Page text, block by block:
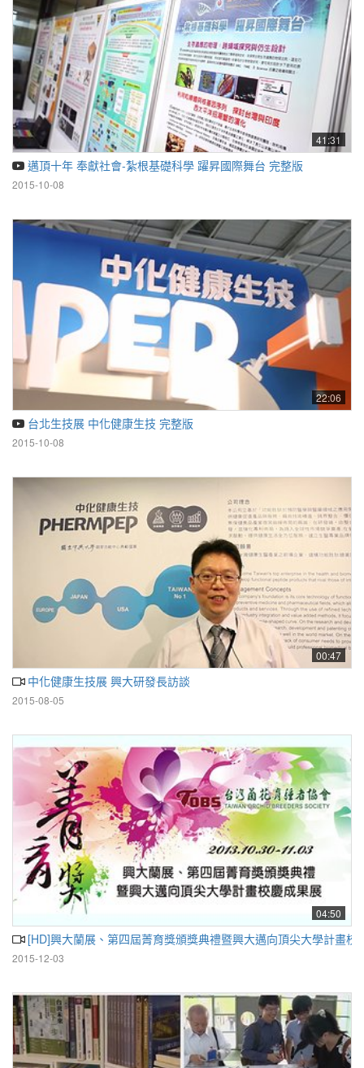
41:31
邁頂十年 奉獻社會-紮根基礎科學 躍昇國際舞台 完整版
2015-10-08
22:06
台北生技展 中化健康生技 完整版
2015-10-08
00:47
中化健康生技展 興大研發長訪談
2015-08-05
04:50
[HD]興大蘭展、第四屆菁育獎頒獎典禮暨興大邁向頂尖大學計畫
2015-12-03